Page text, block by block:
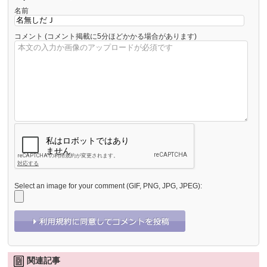
名前
コメント (コメント掲載に5分ほどかかる場合があります)
Select an image for your comment (GIF, PNG, JPG, JPEG):
関連記事